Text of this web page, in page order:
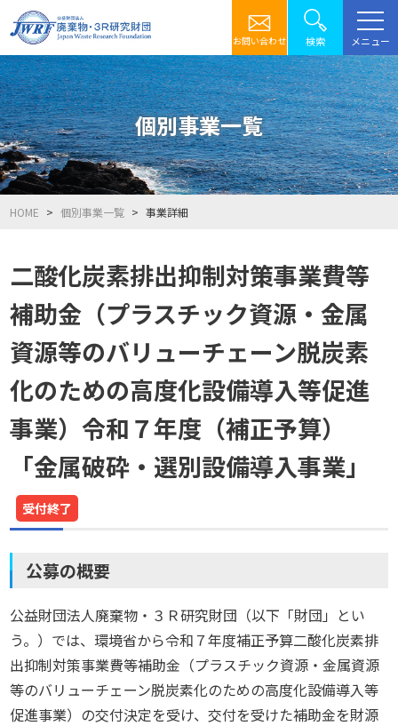
お問い合わせ 検索 メニュー
個別事業一覧
HOME 個別事業一覧 事業詳細
二酸化炭素排出抑制対策事業費等
補助金（プラスチック資源・金属
資源等のバリューチェーン脱炭素
化のための高度化設備導入等促進
事業）令和７年度（補正予算）
「金属破砕・選別設備導入事業」
受付終了
公募の概要
公益財団法人廃棄物・３Ｒ研究財団（以下「財団」とい
う。）では、環境省から令和７年度補正予算二酸化炭素排
出抑制対策事業費等補助金（プラスチック資源・金属資源
等のバリューチェーン脱炭素化のための高度化設備導入等
促進事業）の交付決定を受け、交付を受けた補助金を財源